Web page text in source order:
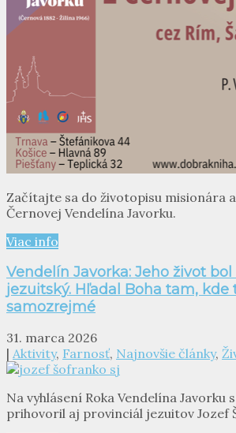
Začítajte sa do životopisu misionára
Černovej Vendelína Javorku.
Viac info
Vendelín Javorka: Jeho život
jezuitský. Hľadal Boha tam, kde
samozrejmé
31. marca 2026
| Aktivity, Farnosť, Najnovšie články,
Na vyhlásení Roka Vendelína Javorku
prihovoril aj provinciál jezuitov Jozef